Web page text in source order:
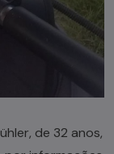
de 32 anos,